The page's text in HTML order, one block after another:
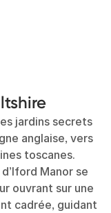
jardins secrets
anglaise, vers
toscanes.
Manor se
ouvrant sur une
cadrée, guidant